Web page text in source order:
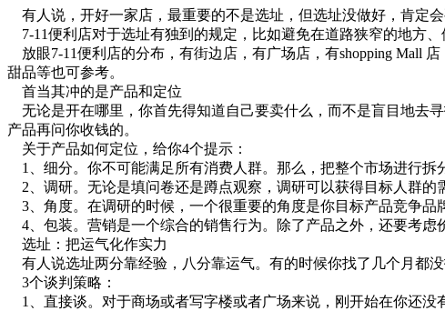
有人说，开好一家店，最重要的不是选址，但选址没做好，肯定会
7-11便利店对于选址有独到的规定，比如避免在道路狭窄的地方、
放眼7-11便利店的分布，有街边店，有广场店，有shopping Mall
甜品等也可参考。
首当其冲的是产品和定位
无论是开在哪里，你首先得知道自己要卖什么，而不是盲目地去
产品再问你收钱的。
关于产品如何定位，给你4个提示：
1、细分。你不可能满足所有消费人群。那么，把整个市场进行拆
2、调研。无论是填问卷还是蹲点观察，调研可以获得目标人群的
3、角度。在调研的时候，一个很重要的角度是你目标产品竞争品
4、包装。营销是一个综合的销售行为。除了产品之外，还要考虑
选址：把运气化作实力
有人说选址两分靠经验，八分靠运气。有的时候你找了几个月都
3个谈判策略：
1、直接谈。对于商场或者写字楼或者广场来说，刚开始在你还没